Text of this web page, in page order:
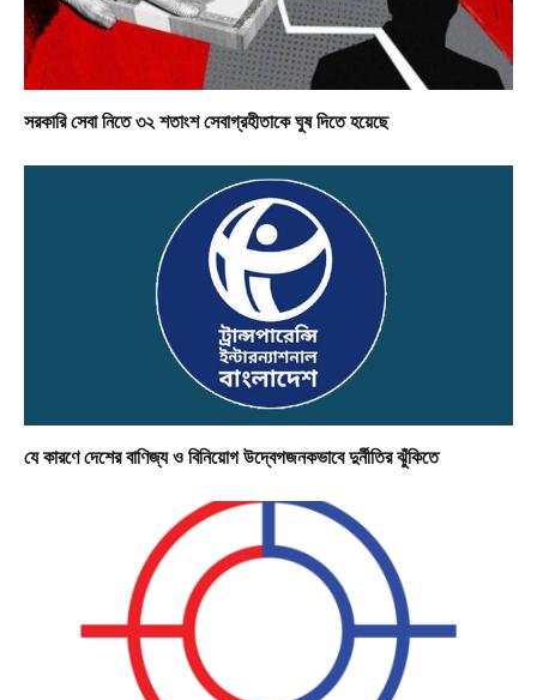
সরকারি সেবা নিতে ৩২ শতাংশ সেবাগ্রহীতাকে ঘুষ দিতে হয়েছে
যে কারণে দেশের বাণিজ্য ও বিনিয়োগ উদ্বেগজনকভাবে দুর্নীতির ঝুঁকিতে